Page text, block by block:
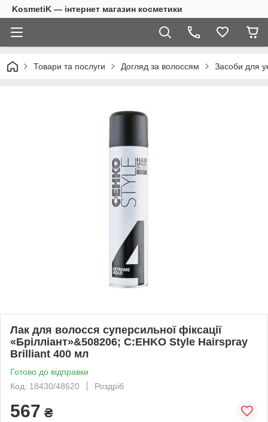
KosmetiK — інтернет магазин косметики
Товари та послуги Догляд за волоссям Засоби для
Лак для волосся суперсильної фіксації
«Брілліант»&508206; C:EHKO Style Hairspray
Brilliant 400 мл
Готово до відправки
Код: 18430/48620
Роздріб
567 ₴